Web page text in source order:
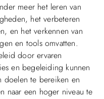
meer het leren van
het verbeteren
en het verkennen van
en tools omvatten.
door ervaren
en begeleiding kunnen
doelen te bereiken en
naar een hoger niveau te